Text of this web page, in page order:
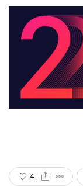
4